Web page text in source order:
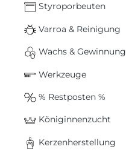
Styroporbeuten
Varroa & Reinigung
Wachs & Gewinnung
Werkzeuge
% Restposten %
Königinnenzucht
Kerzenherstellung